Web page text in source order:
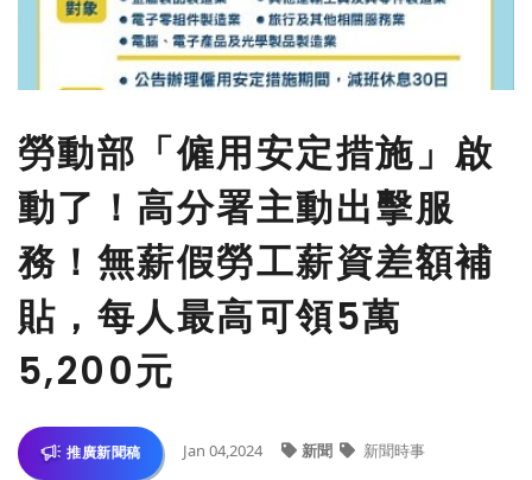
勞動部「僱用安定措施」啟
動了！高分署主動出擊服
務！無薪假勞工薪資差額補
貼，每人最高可領5萬
5,200元
推廣新聞稿 Jan 04,2024 新聞 新聞時事